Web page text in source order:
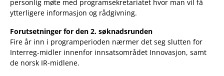
personlig møte med programsekretariatet hvor man vil få
ytterligere informasjon og rådgivning.
Forutsetninger for den 2. søknadsrunden
Fire år inn i programperioden nærmer det seg slutten for
Interreg-midler innenfor innsatsområdet Innovasjon, samt
de norsk IR-midlene.